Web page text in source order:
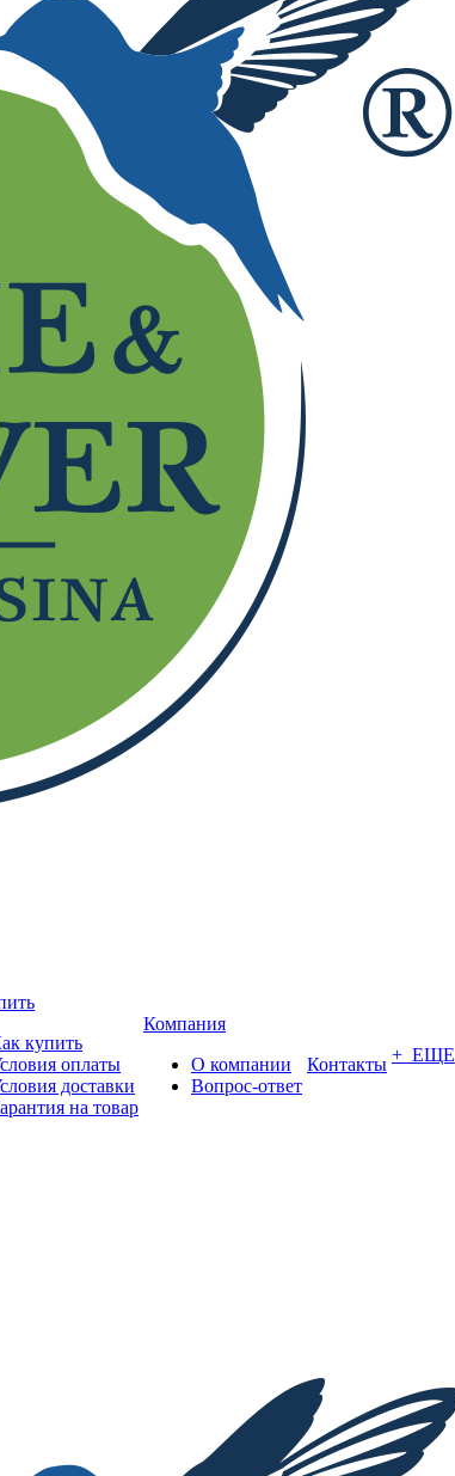
купить
оплаты
доставки
на товар
Компания
О компании
Вопрос-ответ
Контакты + ЕЩЕ